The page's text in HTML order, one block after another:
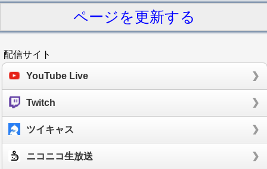
ページを更新する
配信サイト
YouTube Live
Twitch
ツイキャス
ニコニコ生放送